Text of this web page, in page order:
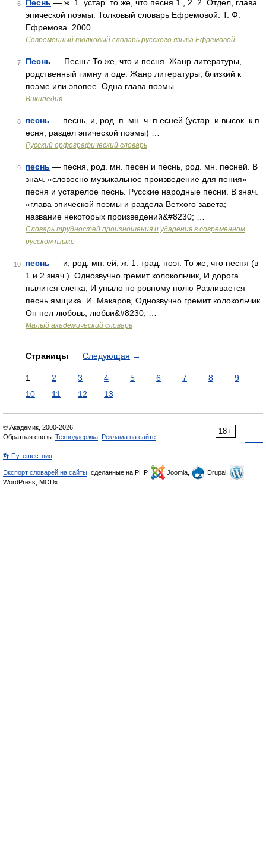
6 Песнь — ж. 1. устар. то же, что песня 1., 2. 2. Отдел, глава
эпической поэмы. Толковый словарь Ефремовой. Т. Ф.
Ефремова. 2000 …
Современный толковый словарь русского языка Ефремовой
7 Песнь — Песнь: То же, что и песня. Жанр литературы,
родственный гимну и оде. Жанр литературы, близкий к
поэме или эпопее. Одна глава поэмы …
Википедия
8 песнь — песнь, и, род. п. мн. ч. п есней (устар. и высок. к п
есня; раздел эпической поэмы) …
Русский орфографический словарь
9 песнь — песня, род. мн. песен и песнь, род. мн. песней. В
знач. «словесно музыкальное произведение для пения»
песня и устарелое песнь. Русские народные песни. В знач.
«глава эпической поэмы и раздела Ветхого завета;
название некоторых произведений&#8230; …
Словарь трудностей произношения и ударения в современном
русском языке
10 песнь — и, род. мн. ей, ж. 1. трад. поэт. То же, что песня (в
1 и 2 знач.). Однозвучно гремит колокольчик, И дорога
пылится слегка, И уныло по ровному полю Разливается
песнь ямщика. И. Макаров, Однозвучно гремит колокольчик.
Он пел любовь, любви&#8230; …
Малый академический словарь
Страницы Следующая →
1 2 3 4 5 6 7 8
9
10
11 12 13
18+
© Академик, 2000-2026
Обратная связь: Техподдержка Реклама на сайте
👣 Путешествия
Экспорт словарей на сайты , сделанные на PHP, Joomla,
Drupal,
WordPress, MODx.